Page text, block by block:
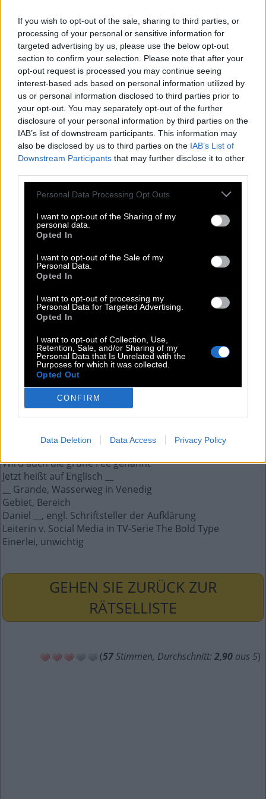
If you wish to opt-out of the sale, sharing to third parties, or
processing of your personal or sensitive information for
targeted advertising by us, please use the below opt-out
section to confirm your selection. Please note that after your
opt-out request is processed you may continue seeing
interest-based ads based on personal information utilized by
us or personal information disclosed to third parties prior to
your opt-out. You may separately opt-out of the further
disclosure of your personal information by third parties on the
IAB’s list of downstream participants. This information may
also be disclosed by us to third parties on the IAB’s List of
Downstream Participants that may further disclose it to other
Personal Data Processing Opt Outs
I want to opt-out of the Sharing of my
personal data.
Opted In
I want to opt-out of the Sale of my
Personal Data.
Opted In
I want to opt-out of processing my
Personal Data for Targeted Advertising.
Opted In
I want to opt-out of Collection, Use,
Retention, Sale, and/or Sharing of my
Personal Data that Is Unrelated with the
Purposes for which it was collected.
Opted Out
CONFIRM
Data Deletion Data Access Privacy Policy
Teil dieser App. Mit diesen Puzzlespielen können Sie
Freunde herausfordern, die Antworten erraten, die
Rechtschreibung verbessern und sie schlagen. Entwickelt
von Fanatee, Inc, bekannt für seine besten Puzzle-
Wortspiele im Android- und Apple-Store.
Zugriff auf Hunderte von Rätseln direkt auf Ihrem
Android-Gerät. Spielen oder wiederholen Sie Ihre
Kreuzworträtsel, wann und wo Sie möchten! Trainieren Sie
Ihr Gehirn und lösen Sie jeden Tag brillante
Kreuzworträtsel! Erweitern Sie Ihren Wortschatz und Ihr
Allgemeinwissen. Werden Sie zum Meister im
und das alles kostenlos! Diese Seite enthält Antworten auf
Rätsel Nicht nur die fährt auf österr. Schienen.
Nicht nur die fährt auf österr.
Die Antwort auf diese Frage:
E B B
Weitere Antworten aus diesem Rätsel:
Jean __, spielte 1994 Léon in Léon – Der Profi
Männliches Gegenstück zur Sau
Hochgebirge in den Karpaten; Automarke
Disney-Film über einen Elefanten mit großen Ohren
Erster aufrecht gehender Mensch: Homo __
Kurz, Electronic Numerical Integrator and Computer
Wird auch die grüne Fee genannt
Jetzt heißt auf Englisch __
__ Grande, Wasserweg in Venedig
Gebiet, Bereich
Daniel __, engl. Schriftsteller der Aufklärung
Leiterin v. Social Media in TV-Serie The Bold Type
Einerlei, unwichtig
GEHEN SIE ZURÜCK ZUR
RÄTSELLISTE
(57Stimmen, Durchschnitt: 2,90 aus 5)